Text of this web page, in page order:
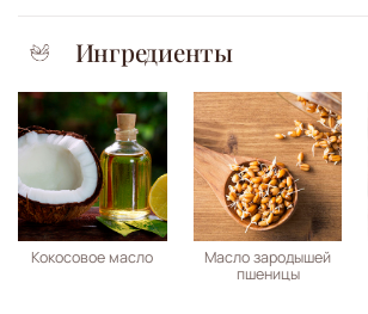
Ингредиенты
Кокосовое масло
Масло зародышей
пшеницы